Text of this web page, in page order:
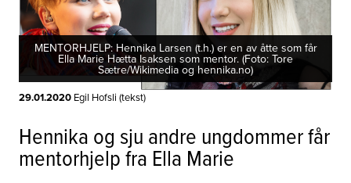
MENTORHJELP: Hennika Larsen (t.h.) er en av åtte som får
Ella Marie Hætta Isaksen som mentor. (Foto: Tore
Sætre/Wikimedia og hennika.no)
29.01.2020 Egil Hofsli (tekst)
Hennika og sju andre ungdommer får
mentorhjelp fra Ella Marie